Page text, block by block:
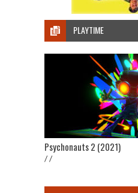
PLAYTIME
Psychonauts 2 (2021)
/ /